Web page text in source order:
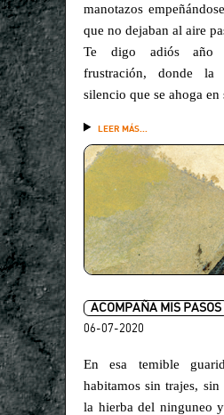
manotazos
que no dejaban al aire
Te digo adiós año
frustración, donde
silencio que se ahoga en
LEER MÁS...
ACOMPAÑA MIS PASOS
06-07-2020
En esa temible
habitamos sin trajes, sin
la hierba del ninguneo